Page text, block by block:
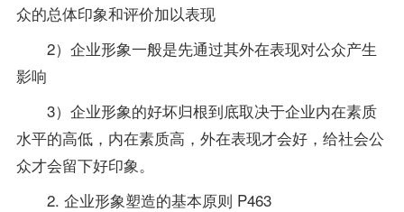
众的总体印象和评价加以表现
2）企业形象一般是先通过其外在表现对公众产生
影响
3）企业形象的好坏归根到底取决于企业内在素质
水平的高低，内在素质高，外在表现才会好，给社会公
众才会留下好印象。
2. 企业形象塑造的基本原则 P463